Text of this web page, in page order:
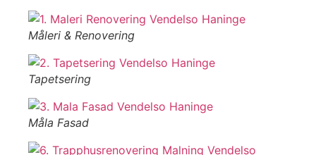
Måleri & Renovering
Tapetsering
Måla Fasad